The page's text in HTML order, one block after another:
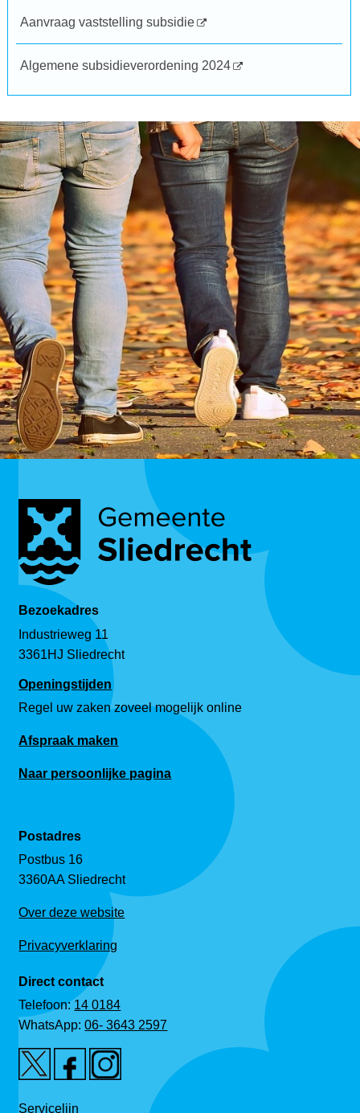
Aanvraag vaststelling subsidie
Algemene subsidieverordening 2024
Bezoekadres
Industrieweg 11
3361HJ Sliedrecht
Openingstijden
Regel uw zaken zoveel mogelijk online
Afspraak maken
Naar persoonlijke pagina
Postadres
Postbus 16
3360AA Sliedrecht
Over deze website
Privacyverklaring
Direct contact
Telefoon:14 0184
WhatsApp:06- 3643 2597
Servicelijn